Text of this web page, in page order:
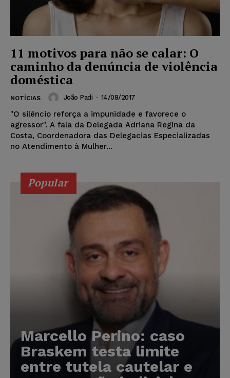
11 motivos para não se calar: O
caminho da denúncia de violência
doméstica
NOTÍCIAS João Padi - 14/08/2017
"O silêncio reforça a impunidade e favorece o
agressor". A fala da Delegada Adriana Regina da
Costa, Coordenadora das Delegacias Especializadas
no Atendimento à Mulher...
Popular
Marcello Perino: caso
Braskem testa limite
entre tutela cautelar e